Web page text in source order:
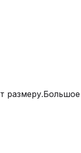
размеру.Большое